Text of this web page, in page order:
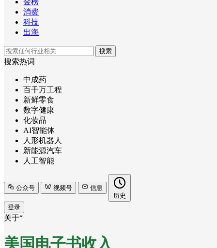
消费
科技
出海
搜索
搜索热词
中成药
百千万工程
新鲜零食
数字健康
化妆品
AI智能体
人形机器人
新能源汽车
人工智能
公众号 视频号
信息
历史
登录
关于“
美国电子书收入